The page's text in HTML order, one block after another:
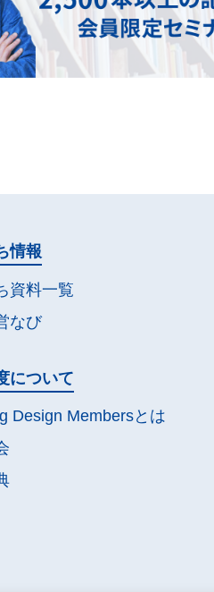
情報
資料一覧
なび
について
Design Membersとは